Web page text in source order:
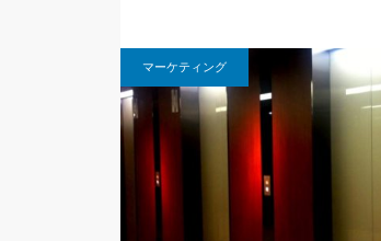
マーケティング